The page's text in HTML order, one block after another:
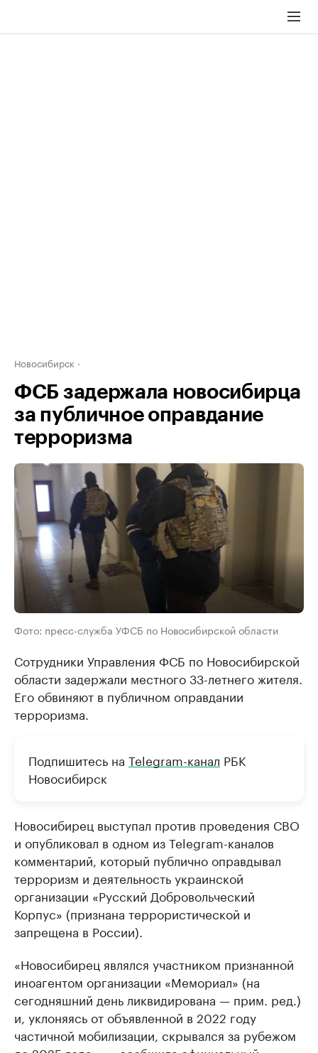
Новосибирск
ФСБ задержала новосибирца
за публичное оправдание
терроризма
Фото: пресс-служба УФСБ по Новосибирской области
Сотрудники Управления ФСБ по Новосибирской
области задержали местного 33-летнего жителя.
Его обвиняют в публичном оправдании
терроризма.
Подпишитесь на Telegram-канал РБК
Новосибирск
Новосибирец выступал против проведения СВО
и опубликовал в одном из Telegram-каналов
комментарий, который публично оправдывал
терроризм и деятельность украинской
организации «Русский Добровольческий
Корпус» (признана террористической и
запрещена в России).
«Новосибирец являлся участником признанной
иноагентом организации «Мемориал» (на
сегодняшний день ликвидирована — прим. ред.)
и, уклоняясь от объявленной в 2022 году
частичной мобилизации, скрывался за рубежом